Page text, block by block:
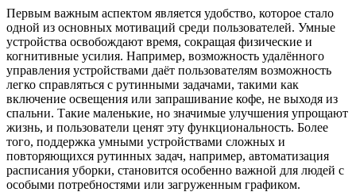
Первым важным аспектом является удобство, которое стало
одной из основных мотиваций среди пользователей. Умные
устройства освобождают время, сокращая физические и
когнитивные усилия. Например, возможность удалённого
управления устройствами даёт пользователям возможность
легко справляться с рутинными задачами, такими как
включение освещения или запрашивание кофе, не выходя из
спальни. Такие маленькие, но значимые улучшения упрощают
жизнь, и пользователи ценят эту функциональность. Более
того, поддержка умными устройствами сложных и
повторяющихся рутинных задач, например, автоматизация
расписания уборки, становится особенно важной для людей с
особыми потребностями или загруженным графиком.